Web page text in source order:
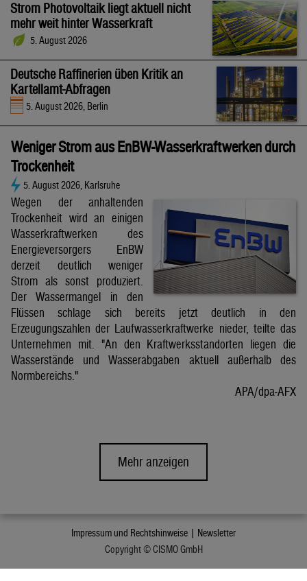
Strom Photovoltaik liegt aktuell nicht
mehr weit hinter Wasserkraft
5. August 2026
Deutsche Raffinerien üben Kritik an
Kartellamt-Abfragen
5. August 2026, Berlin
Weniger Strom aus EnBW-Wasserkraftwerken durch
Trockenheit
5. August 2026, Karlsruhe
Wegen der anhaltenden
Trockenheit wird an einigen
Wasserkraftwerken des
Energieversorgers EnBW
derzeit deutlich weniger
Strom als sonst produziert.
Der Wassermangel in den
Flüssen schlage sich bereits jetzt deutlich in den
Erzeugungszahlen der Laufwasserkraftwerke nieder, teilte das
Unternehmen mit. "An den Kraftwerksstandorten liegen die
Wasserstände und Wasserabgaben aktuell außerhalb des
Normbereichs."
APA/dpa-AFX
Mehr anzeigen
Impressum und Rechtshinweise | Newsletter
Copyright © CISMO GmbH